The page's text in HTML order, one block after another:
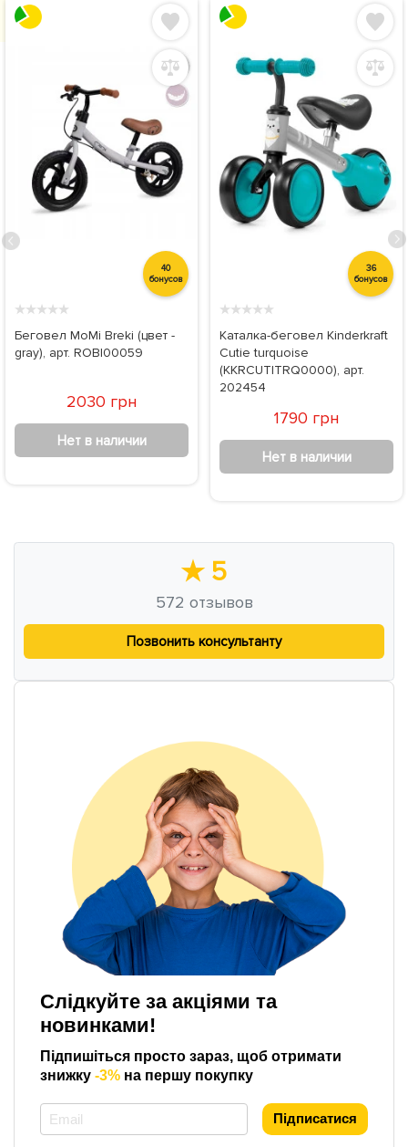
40
бонусов
★★★★★
Беговел MoMi Breki (цвет -
gray), арт. ROBI00059
2030 грн
Нет в наличии
36
бонусов
★★★★★
Каталка-беговел Kinderkraft
Cutie turquoise
(KKRCUTITRQ0000), арт.
202454
1790 грн
Нет в наличии
★ 5
572 отзывов
Позвонить консультанту
Слідкуйте за акціями та
новинками!
Підпишіться просто зараз, щоб отримати
знижку -3% на першу покупку
Підписатися